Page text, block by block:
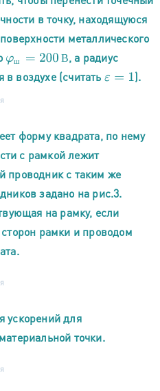
в точку, находящуюся
металлического
ш В
φш =200В , а радиус
воздухе (считать ε=1 ).
форму квадрата, по нему
с рамкой лежит
проводник с таким же
задано на рис.3.
на рамку, если
рамки и проводом
ускорений для
точки.